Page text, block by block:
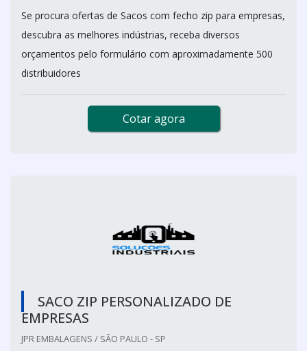
Se procura ofertas de Sacos com fecho zip para empresas,
descubra as melhores indústrias, receba diversos
orçamentos pelo formulário com aproximadamente 500
distribuidores
Cotar agora
SACO ZIP PERSONALIZADO DE
EMPRESAS
JPR EMBALAGENS / SÃO PAULO - SP